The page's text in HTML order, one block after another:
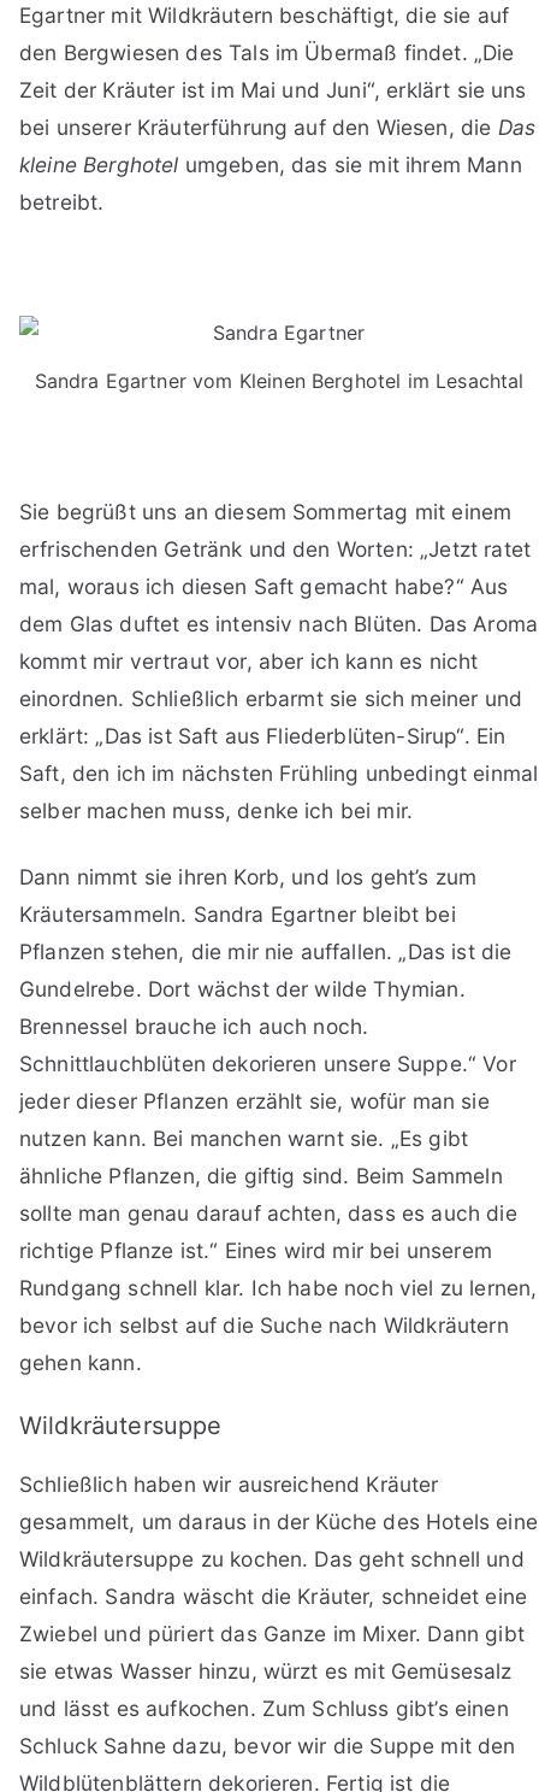
Egartner mit Wildkräutern beschäftigt, die sie auf
den Bergwiesen des Tals im Übermaß findet. „Die
Zeit der Kräuter ist im Mai und Juni“, erklärt sie uns
bei unserer Kräuterführung auf den Wiesen, die Das
kleine Berghotel umgeben, das sie mit ihrem Mann
betreibt.
Sandra Egartner vom Kleinen Berghotel im Lesachtal
Sie begrüßt uns an diesem Sommertag mit einem
erfrischenden Getränk und den Worten: „Jetzt ratet
mal, woraus ich diesen Saft gemacht habe?“ Aus
dem Glas duftet es intensiv nach Blüten. Das Aroma
kommt mir vertraut vor, aber ich kann es nicht
einordnen. Schließlich erbarmt sie sich meiner und
erklärt: „Das ist Saft aus Fliederblüten-Sirup“. Ein
Saft, den ich im nächsten Frühling unbedingt einmal
selber machen muss, denke ich bei mir.
Dann nimmt sie ihren Korb, und los geht’s zum
Kräutersammeln. Sandra Egartner bleibt bei
Pflanzen stehen, die mir nie auffallen. „Das ist die
Gundelrebe. Dort wächst der wilde Thymian.
Brennessel brauche ich auch noch.
Schnittlauchblüten dekorieren unsere Suppe.“ Vor
jeder dieser Pflanzen erzählt sie, wofür man sie
nutzen kann. Bei manchen warnt sie. „Es gibt
ähnliche Pflanzen, die giftig sind. Beim Sammeln
sollte man genau darauf achten, dass es auch die
richtige Pflanze ist.“ Eines wird mir bei unserem
Rundgang schnell klar. Ich habe noch viel zu lernen,
bevor ich selbst auf die Suche nach Wildkräutern
gehen kann.
Wildkräutersuppe
Schließlich haben wir ausreichend Kräuter
gesammelt, um daraus in der Küche des Hotels eine
Wildkräutersuppe zu kochen. Das geht schnell und
einfach. Sandra wäscht die Kräuter, schneidet eine
Zwiebel und püriert das Ganze im Mixer. Dann gibt
sie etwas Wasser hinzu, würzt es mit Gemüsesalz
und lässt es aufkochen. Zum Schluss gibt’s einen
Schluck Sahne dazu, bevor wir die Suppe mit den
Wildblütenblättern dekorieren. Fertig ist die